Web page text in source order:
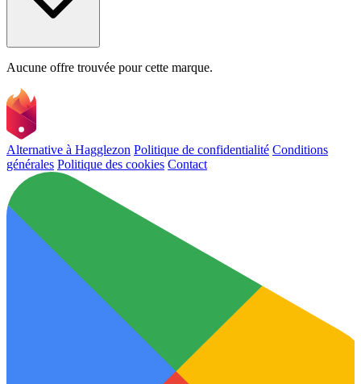
Aucune offre trouvée pour cette marque.
Alternative à Hagglezon Politique de confidentialité Conditions
générales Politique des cookies Contact